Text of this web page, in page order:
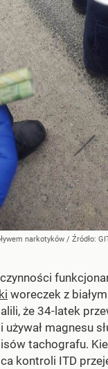
narkotyków / Źródło:
woreczek z
że 34-latek
magnesu
tachografu.
kontroli ITD